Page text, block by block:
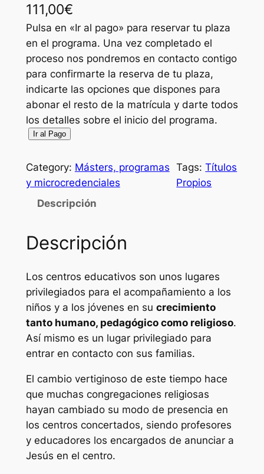
111,00€
Pulsa en «Ir al pago» para reservar tu plaza
en el programa. Una vez completado el
proceso nos pondremos en contacto contigo
para confirmarte la reserva de tu plaza,
indicarte las opciones que dispones para
abonar el resto de la matrícula y darte todos
los detalles sobre el inicio del programa.
s
e
p
l
a
z
a
y
a
t
r
í
c
u
Ir al Pago
Category: Másters, programas
y microcredenciales
Tags:Títulos
Propios
Descripción
Descripción
Los centros educativos son unos lugares
privilegiados para el acompañamiento a los
niños y a los jóvenes en su crecimiento
tanto humano, pedagógico como religioso.
Así mismo es un lugar privilegiado para
entrar en contacto con sus familias.
El cambio vertiginoso de este tiempo hace
que muchas congregaciones religiosas
hayan cambiado su modo de presencia en
los centros concertados, siendo profesores
y educadores los encargados de anunciar a
Jesús en el centro.